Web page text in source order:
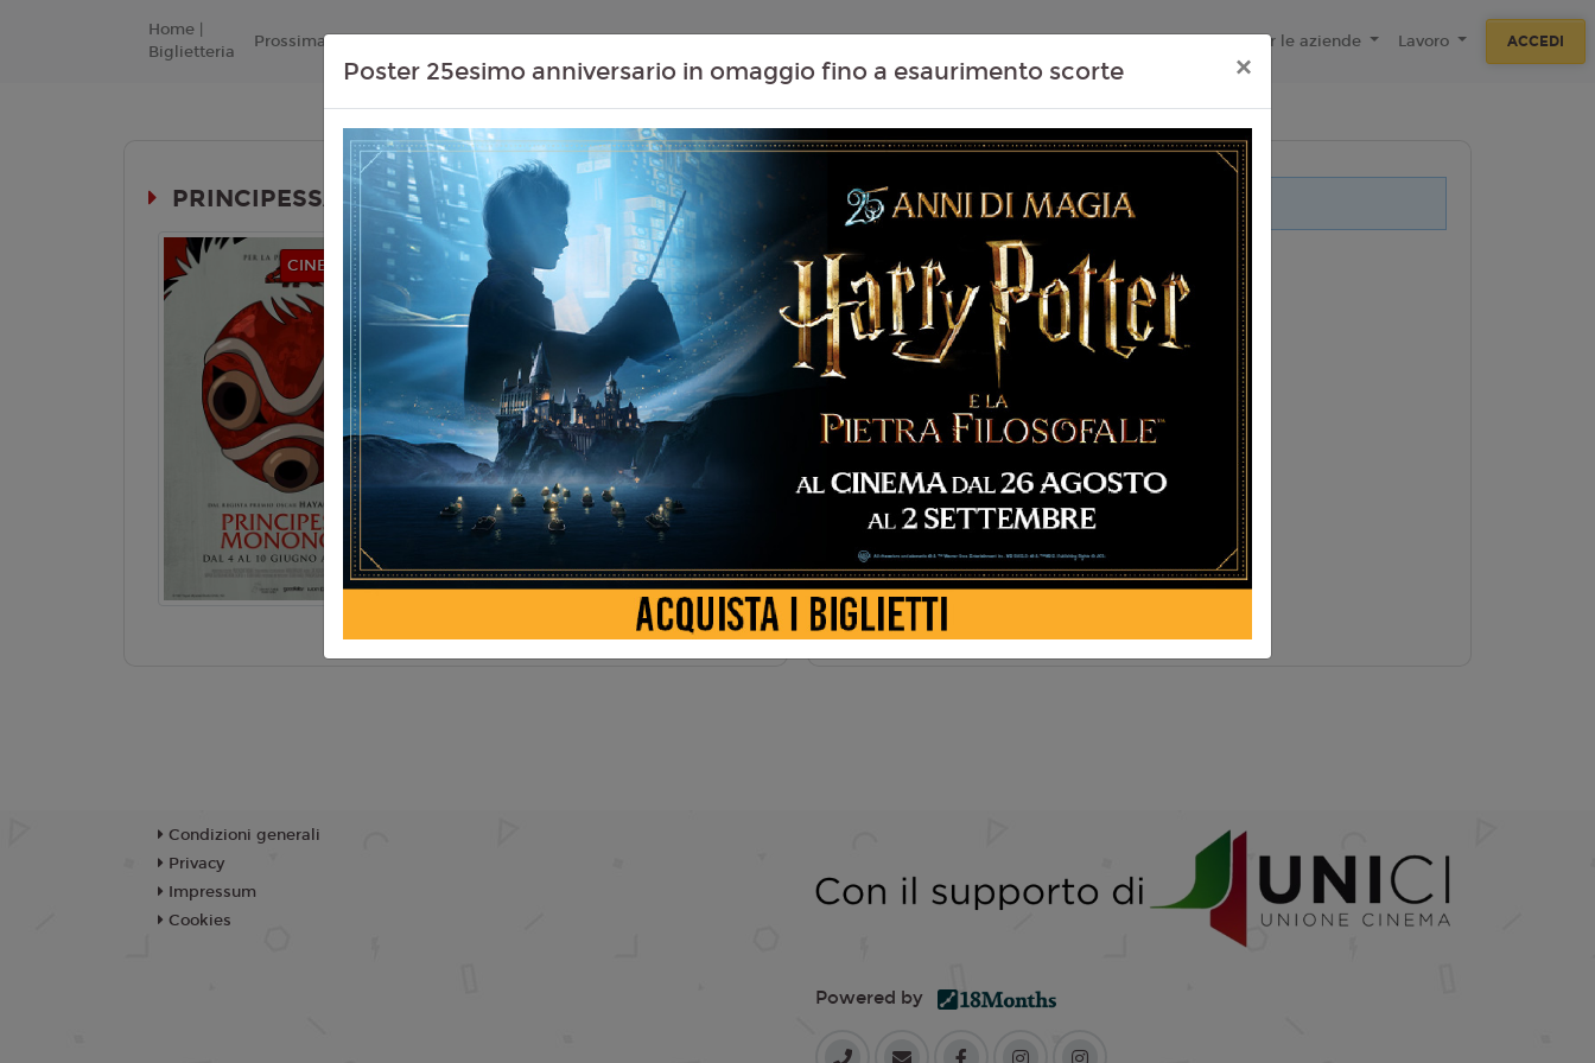
Home |
Biglietteria
Prossimamente Listino Prezzi Contenuti Extra Proiezioni Scolastiche Eventi Passati Tecnologie F.A.Q Per le aziende Lavoro ACCEDI
PRINCIPESSA MONONOKE 4K (RIED. 2026)
CINEMA IN FESTA
ANIME
Durata: 133 min
Genere: Animazione
Lingua:Italiano
EtàT
Regia:H. Miyazaki
Anno:1997
TRAMA
Non ci sono spettacoli legati a questo evento.
Poster 25esimo anniversario in omaggio fino a esaurimento scorte ×
Condizioni generali
Privacy
Impressum
Cookies
Powered by